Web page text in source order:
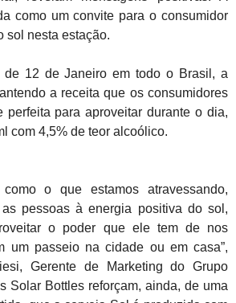
como um convite para o consumidor
sol nesta estação.
de 12 de Janeiro em todo o Brasil, a
a receita que os consumidores
perfeita para aproveitar durante o dia,
com 4,5% de teor alcoólico.
o que estamos atravessando,
pessoas à energia positiva do sol,
o poder que ele tem de nos
um passeio na cidade ou em casa”,
Gerente de Marketing do Grupo
Solar Bottles reforçam, ainda, de uma